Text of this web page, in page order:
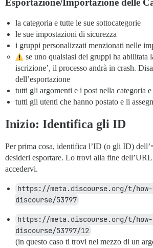
Esportazione/Importazione delle
la categoria e tutte le sue sottocategorie
le sue impostazioni di sicurezza
i gruppi personalizzati menzionati nelle
se uno qualsiasi dei gruppi ha abilitata
iscrizione’, il processo andrà in crash.
dell’esportazione
tutti gli argomenti e i post nella categoria
tutti gli utenti che hanno postato e li
Inizio: Identifica gli ID
Per prima cosa, identifica l’ID (o gli ID)
desideri esportare. Lo trovi alla fine
accedervi.
https://meta.discourse.org/t/
discourse/53797
https://meta.discourse.org/t/
discourse/53797/12
(in questo caso ti trovi nel mezzo di un